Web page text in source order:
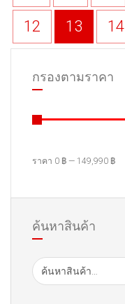
12 13 14
กรองตามราคา
ราคา 0 ฿ — 149,990 ฿
ค้นหาสินค้า